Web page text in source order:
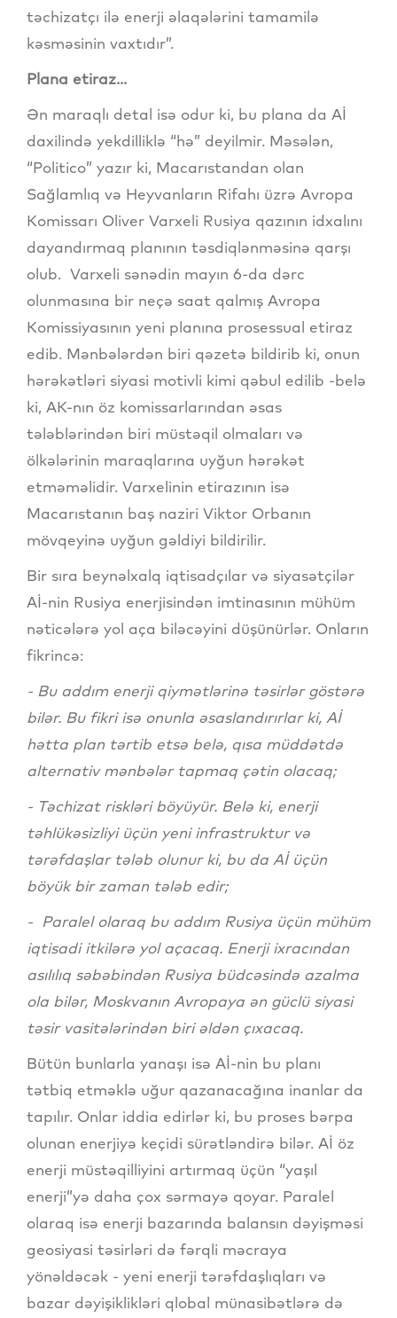
təchizatçı ilə enerji əlaqələrini tamamilə
kəsməsinin vaxtıdır”.
Plana etiraz...
Ən maraqlı detal isə odur ki, bu plana da Aİ
daxilində yekdilliklə “hə” deyilmir. Məsələn,
“Politico” yazır ki, Macarıstandan olan
Sağlamlıq və Heyvanların Rifahı üzrə Avropa
Komissarı Oliver Varxeli Rusiya qazının idxalını
dayandırmaq planının təsdiqlənməsinə qarşı
olub. Varxeli sənədin mayın 6-da dərc
olunmasına bir neçə saat qalmış Avropa
Komissiyasının yeni planına prosessual etiraz
edib. Mənbələrdən biri qəzetə bildirib ki, onun
hərəkətləri siyasi motivli kimi qəbul edilib -belə
ki, AK-nın öz komissarlarından əsas
tələblərindən biri müstəqil olmaları və
ölkələrinin maraqlarına uyğun hərəkət
etməməlidir. Varxelinin etirazının isə
Macarıstanın baş naziri Viktor Orbanın
mövqeyinə uyğun gəldiyi bildirilir.
Bir sıra beynəlxalq iqtisadçılar və siyasətçilər
Aİ-nin Rusiya enerjisindən imtinasının mühüm
nəticələrə yol aça biləcəyini düşünürlər. Onların
fikrincə:
- Bu addım enerji qiymətlərinə təsirlər göstərə
bilər. Bu fikri isə onunla əsaslandırırlar ki, Aİ
hətta plan tərtib etsə belə, qısa müddətdə
alternativ mənbələr tapmaq çətin olacaq;
- Təchizat riskləri böyüyür. Belə ki, enerji
təhlükəsizliyi üçün yeni infrastruktur və
tərəfdaşlar tələb olunur ki, bu da Aİ üçün
böyük bir zaman tələb edir;
- Paralel olaraq bu addım Rusiya üçün mühüm
iqtisadi itkilərə yol açacaq. Enerji ixracından
asılılıq səbəbindən Rusiya büdcəsində azalma
ola bilər, Moskvanın Avropaya ən güclü siyasi
təsir vasitələrindən biri əldən çıxacaq.
Bütün bunlarla yanaşı isə Aİ-nin bu planı
tətbiq etməklə uğur qazanacağına inanlar da
tapılır. Onlar iddia edirlər ki, bu proses bərpa
olunan enerjiyə keçidi sürətləndirə bilər. Aİ öz
enerji müstəqilliyini artırmaq üçün “yaşıl
enerji”yə daha çox sərmayə qoyar. Paralel
olaraq isə enerji bazarında balansın dəyişməsi
geosiyasi təsirləri də fərqli məcraya
yönəldəcək - yeni enerji tərəfdaşlıqları və
bazar dəyişiklikləri qlobal münasibətlərə də